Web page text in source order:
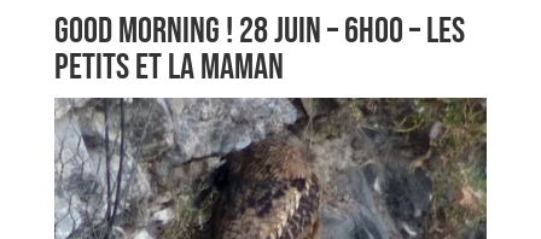
Good Morning ! 28 Juin – 6h00 – Les
petits et la maman